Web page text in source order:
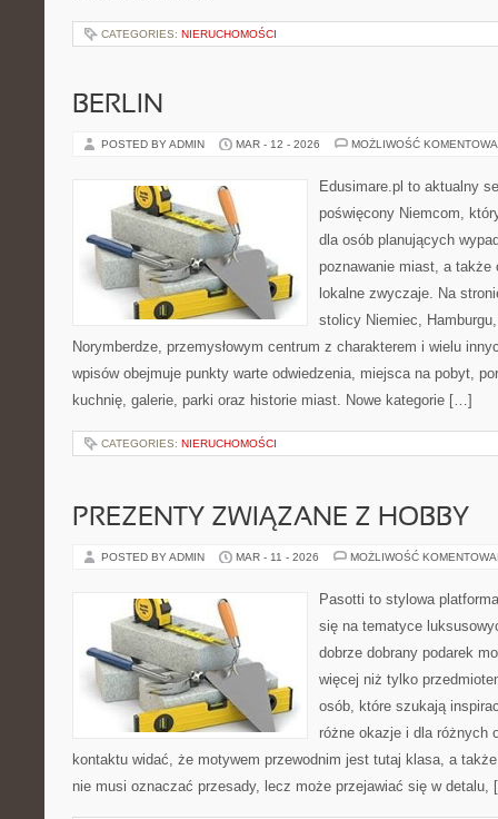
CATEGORIES: NIERUCHOMOŚCI
BERLIN
POSTED BY ADMIN MAR - 12 - 2026 MOŻLIWOŚĆ
Edusimare.pl to aktualny
poświęcony Niemcom,
dla osób planujących
poznawanie miast, a
lokalne zwyczaje. Na
stolicy Niemiec,
Norymberdze, przemysłowym centrum z charakterem i wielu
wpisów obejmuje punkty warte odwiedzenia, miejsca na pobyt,
kuchnię, galerie, parki oraz historie miast. Nowe kategorie […]
CATEGORIES: NIERUCHOMOŚCI
PREZENTY ZWIĄZANE Z HOBBY
POSTED BY ADMIN MAR - 11 - 2026 MOŻLIWOŚĆ
Pasotti to stylowa
się na tematyce
dobrze dobrany podarek
więcej niż tylko
osób, które szukają
różne okazje i dla różnych
kontaktu widać, że motywem przewodnim jest tutaj klasa, a
nie musi oznaczać przesady, lecz może przejawiać się w